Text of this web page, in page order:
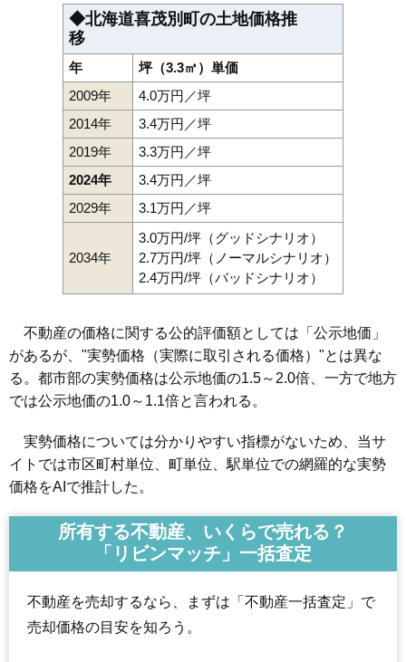
◆北海道喜茂別町の土地価格推
移
年
坪（3.3㎡）単価
2009年
4.0万円／坪
2014年
3.4万円／坪
2019年
3.3万円／坪
2024年
3.4万円／坪
2029年
3.1万円／坪
2034年
3.0万円/坪（グッドシナリオ）
2.7万円/坪（ノーマルシナリオ）
2.4万円/坪（バッドシナリオ）
不動産の価格に関する公的評価額としては「公示地価」
があるが、"実勢価格（実際に取引される価格）"とは異な
る。都市部の実勢価格は公示地価の1.5～2.0倍、一方で地方
では公示地価の1.0～1.1倍と言われる。
実勢価格については分かりやすい指標がないため、当サ
イトでは市区町村単位、町単位、駅単位での網羅的な実勢
価格をAIで推計した。
所有する不動産、いくらで売れる？
「リビンマッチ」一括査定
不動産を売却するなら、まずは「不動産一括査定」で
売却価格の目安を知ろう。